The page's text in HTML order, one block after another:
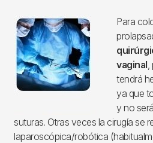
Imagen
Para
vaginal
tendrá
ya que
y no
suturas. Otras veces la cirugía se
laparoscópica/robótica